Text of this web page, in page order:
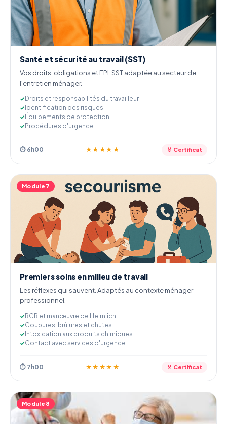
Santé et sécurité au travail (SST)
Vos droits, obligations et EPI. SST adaptée au secteur de
l'entretien ménager.
Droits et responsabilités du travailleur
Identification des risques
Équipements de protection
Procédures d'urgence
⏱ 6h00 ★★★★★ 🏅 Certificat
Module 7
Premiers soins en milieu de travail
Les réflexes qui sauvent. Adaptés au contexte ménager
professionnel.
RCR et manœuvre de Heimlich
Coupures, brûlures et chutes
Intoxication aux produits chimiques
Contact avec services d'urgence
⏱ 7h00 ★★★★★ 🏅 Certificat
Module 8